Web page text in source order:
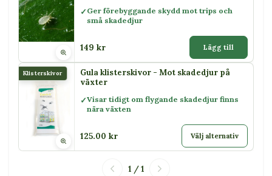
Ger förebyggande skydd mot trips och
små skadedjur
149 kr Lägg till
Klisterskivor
Gula klisterskivor - Mot skadedjur på
växter
Visar tidigt om flygande skadedjur finns
nära växten
125.00 kr Välj alternativ
1 / 1